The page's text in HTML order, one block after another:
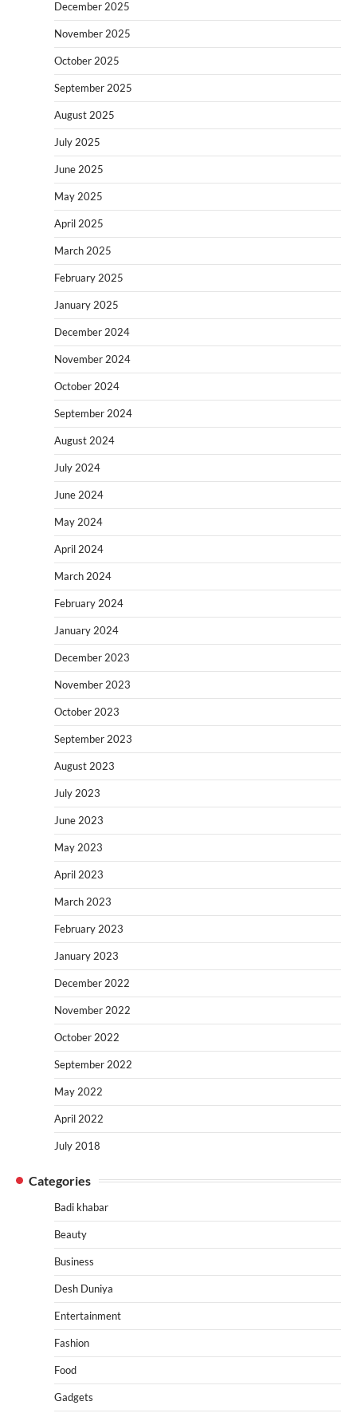
December 2025
November 2025
October 2025
September 2025
August 2025
July 2025
June 2025
May 2025
April 2025
March 2025
February 2025
January 2025
December 2024
November 2024
October 2024
September 2024
August 2024
July 2024
June 2024
May 2024
April 2024
March 2024
February 2024
January 2024
December 2023
November 2023
October 2023
September 2023
August 2023
July 2023
June 2023
May 2023
April 2023
March 2023
February 2023
January 2023
December 2022
November 2022
October 2022
September 2022
May 2022
April 2022
July 2018
Categories
Badi khabar
Beauty
Business
Desh Duniya
Entertainment
Fashion
Food
Gadgets